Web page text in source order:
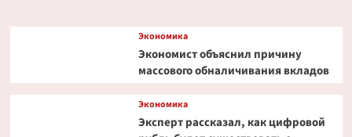
Экономика
Экономист объяснил причину
массового обналичивания вкладов
Экономика
Эксперт рассказал, как цифровой